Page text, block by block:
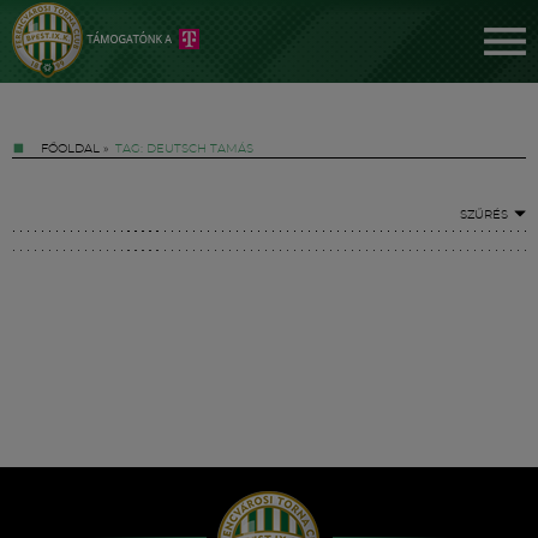
FŐOLDAL » TAG: DEUTSCH TAMÁS
SZŰRÉS
Hírek